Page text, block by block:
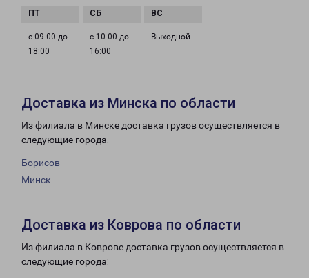
с 09:00 до
18:00
с 10:00 до
16:00
Выходной
Доставка из Минска по области
Из филиала в Минске доставка грузов осуществляется в
следующие города:
Борисов
Минск
Доставка из Коврова по области
Из филиала в Коврове доставка грузов осуществляется в
следующие города: